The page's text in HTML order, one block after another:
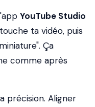
YouTube Studio
ta vidéo, puis
Ça
comme après
précision. Aligner